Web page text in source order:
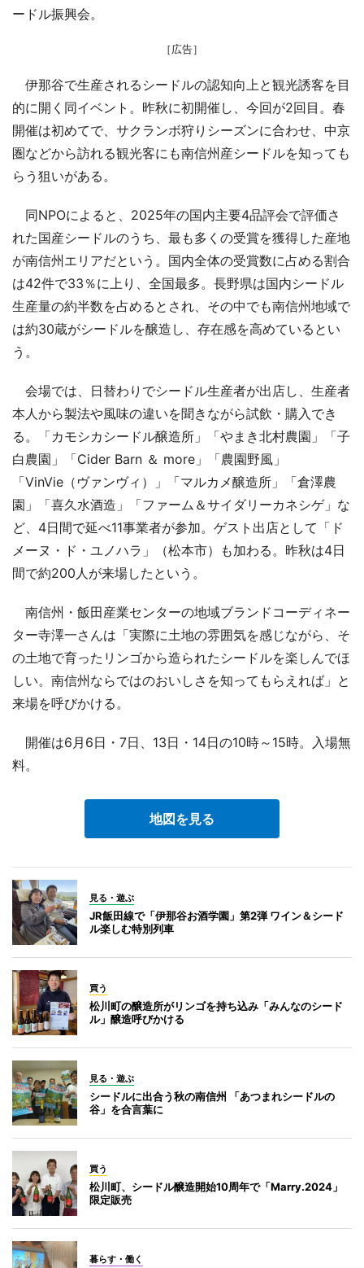
ードル振興会。
［広告］
伊那谷で生産されるシードルの認知向上と観光誘客を目
的に開く同イベント。昨秋に初開催し、今回が2回目。春
開催は初めてで、サクランボ狩りシーズンに合わせ、中京
圏などから訪れる観光客にも南信州産シードルを知っても
らう狙いがある。
同NPOによると、2025年の国内主要4品評会で評価さ
れた国産シードルのうち、最も多くの受賞を獲得した産地
が南信州エリアだという。国内全体の受賞数に占める割合
は42件で33％に上り、全国最多。長野県は国内シードル
生産量の約半数を占めるとされ、その中でも南信州地域で
は約30蔵がシードルを醸造し、存在感を高めているとい
う。
会場では、日替わりでシードル生産者が出店し、生産者
本人から製法や風味の違いを聞きながら試飲・購入でき
る。「カモシカシードル醸造所」「やまき北村農園」「子
白農園」「Cider Barn ＆ more」「農園野風」
「VinVie（ヴァンヴィ）」「マルカメ醸造所」「倉澤農
園」「喜久水酒造」「ファーム＆サイダリーカネシゲ」な
ど、4日間で延べ11事業者が参加。ゲスト出店として「ド
メーヌ・ド・ユノハラ」（松本市）も加わる。昨秋は4日
間で約200人が来場したという。
南信州・飯田産業センターの地域ブランドコーディネー
ター寺澤一さんは「実際に土地の雰囲気を感じながら、そ
の土地で育ったリンゴから造られたシードルを楽しんでほ
しい。南信州ならではのおいしさを知ってもらえれば」と
来場を呼びかける。
開催は6月6日・7日、13日・14日の10時～15時。入場無
料。
地図を見る
見る・遊ぶ
JR飯田線で「伊那谷お酒学園」第2弾 ワイン＆シード
ル楽しむ特別列車
買う
松川町の醸造所がリンゴを持ち込み「みんなのシード
ル」醸造呼びかける
見る・遊ぶ
シードルに出合う秋の南信州 「あつまれシードルの
谷」を合言葉に
買う
松川町、シードル醸造開始10周年で「Marry.2024」
限定販売
暮らす・働く